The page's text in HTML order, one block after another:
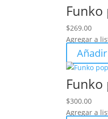
Funko
$269.00
Agregar a
Funko
$300.00
Agregar a